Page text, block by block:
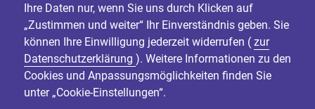
Ihre Daten nur, wenn Sie uns durch Klicken auf
„Zustimmen und weiter“ Ihr Einverständnis geben. Sie
können Ihre Einwilligung jederzeit widerrufen ( zur
Datenschutzerklärung ). Weitere Informationen zu den
Cookies und Anpassungsmöglichkeiten finden Sie
unter „Cookie-Einstellungen“.